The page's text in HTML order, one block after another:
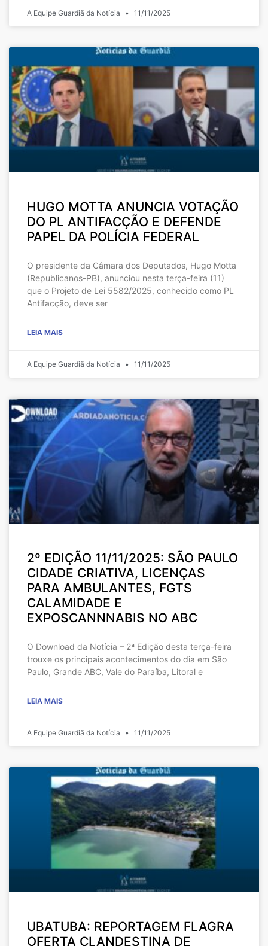
A Equipe Guardiã da Notícia 11/11/2025
HUGO MOTTA ANUNCIA VOTAÇÃO
DO PL ANTIFACÇÃO E DEFENDE
PAPEL DA POLÍCIA FEDERAL
O presidente da Câmara dos Deputados, Hugo Motta
(Republicanos-PB), anunciou nesta terça-feira (11)
que o Projeto de Lei 5582/2025, conhecido como PL
Antifacção, deve ser
LEIA MAIS
A Equipe Guardiã da Notícia 11/11/2025
2º EDIÇÃO 11/11/2025: SÃO PAULO
CIDADE CRIATIVA, LICENÇAS
PARA AMBULANTES, FGTS
CALAMIDADE E
EXPOSCANNNABIS NO ABC
O Download da Notícia – 2ª Edição desta terça-feira
trouxe os principais acontecimentos do dia em São
Paulo, Grande ABC, Vale do Paraíba, Litoral e
LEIA MAIS
A Equipe Guardiã da Notícia 11/11/2025
UBATUBA: REPORTAGEM FLAGRA
OFERTA CLANDESTINA DE